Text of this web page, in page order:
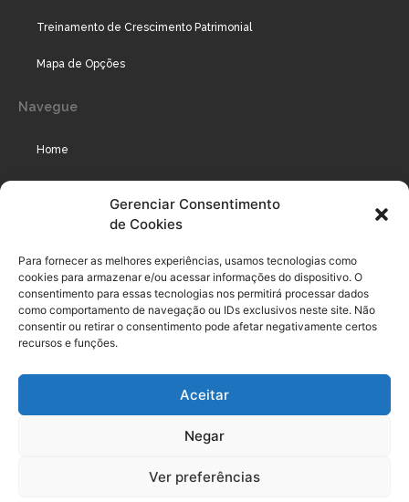
Gerenciar Consentimento
de Cookies
Para fornecer as melhores experiências, usamos tecnologias como
cookies para armazenar e/ou acessar informações do dispositivo. O
consentimento para essas tecnologias nos permitirá processar dados
como comportamento de navegação ou IDs exclusivos neste site. Não
consentir ou retirar o consentimento pode afetar negativamente certos
recursos e funções.
Aceitar
Negar
Ver preferências
Treinamento de Crescimento Patrimonial
Mapa de Opções
Navegue
Home
Podcast
Legal
Termo de uso do usuário e assinante